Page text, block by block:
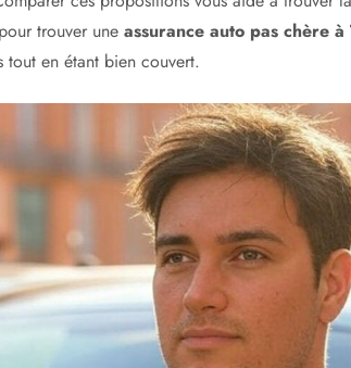
trouver uneassurance auto pas chère à
tout en étant bien couvert.